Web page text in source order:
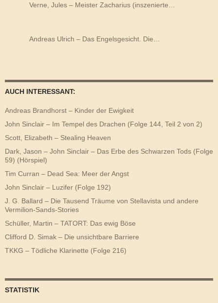
Verne, Jules – Meister Zacharius (inszenierte…
Andreas Ulrich – Das Engelsgesicht. Die…
AUCH INTERESSANT:
Andreas Brandhorst – Kinder der Ewigkeit
John Sinclair – Im Tempel des Drachen (Folge 144, Teil 2 von 2)
Scott, Elizabeth – Stealing Heaven
Dark, Jason – John Sinclair – Das Erbe des Schwarzen Tods (Folge
59) (Hörspiel)
Tim Curran – Dead Sea: Meer der Angst
John Sinclair – Luzifer (Folge 192)
J. G. Ballard – Die Tausend Träume von Stellavista und andere
Vermilion-Sands-Stories
Schüller, Martin – TATORT: Das ewig Böse
Clifford D. Simak – Die unsichtbare Barriere
TKKG – Tödliche Klarinette (Folge 216)
STATISTIK